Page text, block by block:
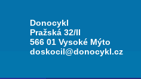
Donocykl
Pražská 32/II
566 01 Vysoké Mýto
doskocil@donocykl.cz